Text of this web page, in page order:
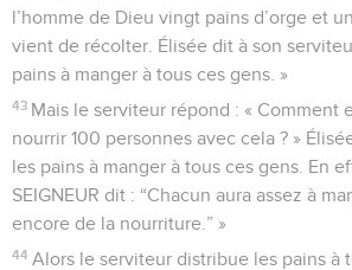
l’homme de Dieu vingt pains d’orge et
vient de récolter. Élisée dit à son
pains à manger à tous ces gens. »
43 Mais le serviteur répond : « Comment
nourrir 100 personnes avec cela ? »
les pains à manger à tous ces gens. En
SEIGNEUR dit : “Chacun aura assez à
encore de la nourriture.” »
44 Alors le serviteur distribue les pains à